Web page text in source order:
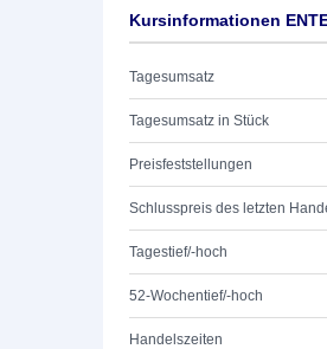
Kursinformationen
Tagesumsatz
Tagesumsatz in Stück
Preisfeststellungen
Schlusspreis des letzten
Tagestief/-hoch
52-Wochentief/-hoch
Handelszeiten